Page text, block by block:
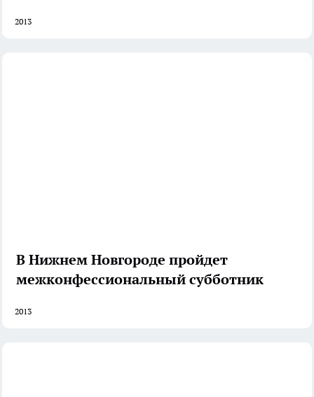
2013
В Нижнем Новгороде пройдет
межконфессиональный субботник
2013